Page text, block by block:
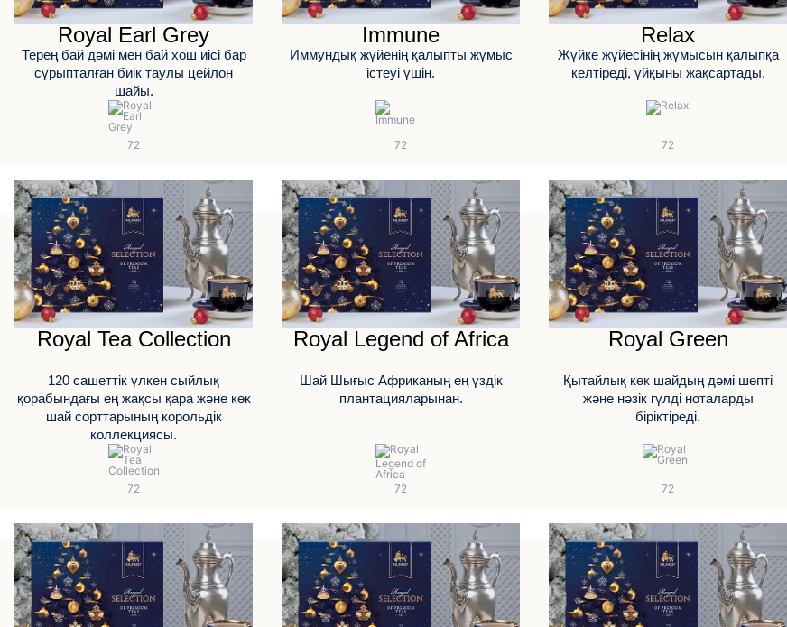
Royal Earl Grey
Терең бай дәмі мен бай хош иісі бар
сұрыпталған биік таулы цейлон
шайы.
Immune
Иммундық жүйенің қалыпты жұмыс
істеуі үшін.
Relax
Жүйке жүйесінің жұмысын қалыпқа
келтіреді, ұйқыны жақсартады.
Royal Tea Collection
120 сашеттік үлкен сыйлық
қорабындағы ең жақсы қара және көк
шай сорттарының корольдік
коллекциясы.
Royal Legend of Africa
Шай Шығыс Африканың ең үздік
плантацияларынан.
Royal Green
Қытайлық көк шайдың дәмі шөпті
және нәзік гүлді ноталарды
біріктіреді.
КЕРІ БАЙЛАНЫС